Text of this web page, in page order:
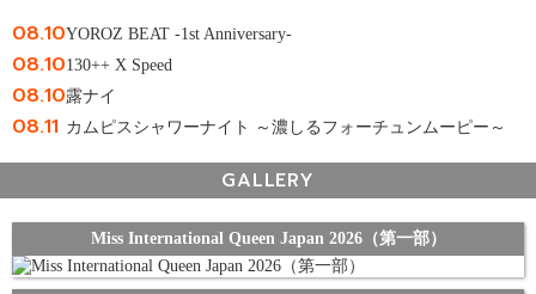
08.10YOROZ BEAT -1st Anniversary-
08.10130++ X Speed
08.10露ナイ
08.11 カムピスシャワーナイト ～濃しるフォーチュンムーピー～
GALLERY
Miss International Queen Japan 2026（第一部）